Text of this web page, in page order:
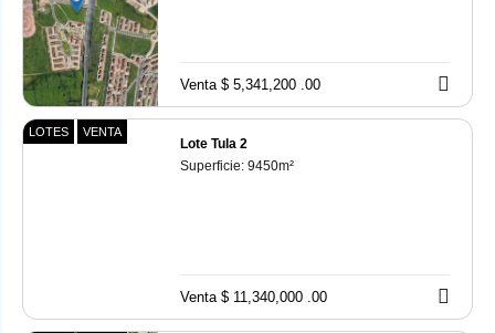
Venta $ 5,341,200 .00
LOTES VENTA
Lote Tula 2
Superficie: 9450m²
Venta $ 11,340,000 .00